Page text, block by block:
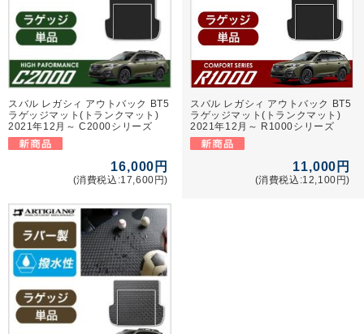
スバル レガシィ アウトバック BT5
ラゲッジマット(トランクマット)
2021年12月～ C2000シリーズ
16,000円
(消費税込:17,600円)
スバル レガシィ アウトバック BT5
ラゲッジマット(トランクマット)
2021年12月～ R1000シリーズ
11,000円
(消費税込:12,100円)